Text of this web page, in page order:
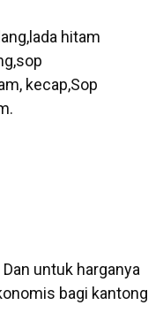
hitam
kecap,Sop
untuk harganya
bagi kantong